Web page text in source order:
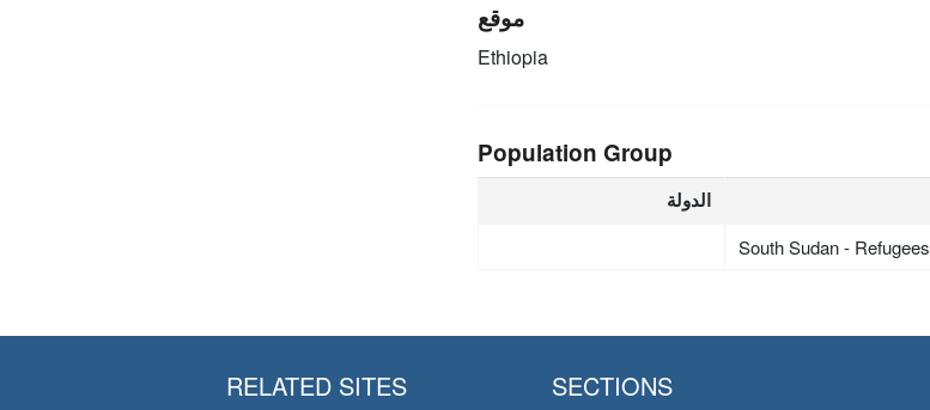
موقع
Ethiopia
Population Group
الدولة
South Sudan - Refugees
SECTIONS
RELATED SITES